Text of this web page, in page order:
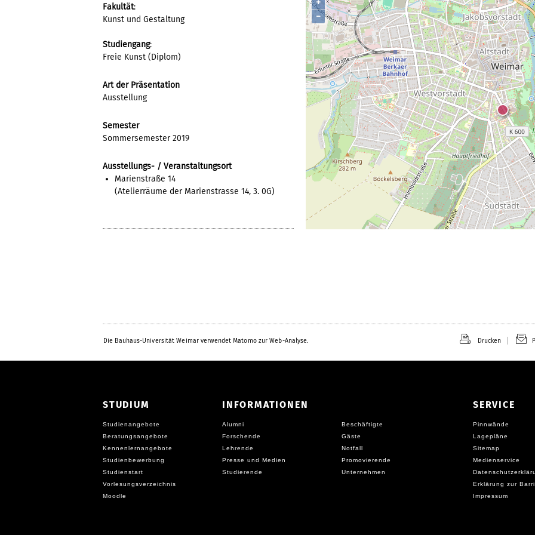
Fakultät:
Kunst und Gestaltung
Studiengang:
Freie Kunst (Diplom)
Art der Präsentation
Ausstellung
Semester
Sommersemester 2019
Ausstellungs- / Veranstaltungsort
Marienstraße 14
(Atelierräume der Marienstrasse 14, 3. 0G)
+
−
Die Bauhaus-Universität Weimar verwendet Matomo zur Web-Analyse. Drucken
STUDIUM
Studienangebote
Beratungsangebote
Kennenlernangebote
Studienbewerbung
Studienstart
Vorlesungsverzeichnis
Moodle
INFORMATIONEN
Alumni
Beschäftigte
Forschende
Gäste
Lehrende
Notfall
Presse und Medien
Promovierende
Studierende
Unternehmen
SERVICE
Pinnwände
Lagepläne
Sitemap
Medienservice
Erklärung zur
Impressum